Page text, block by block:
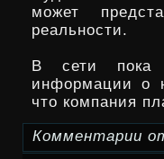
Pro
может
реальности.
В сети пока
информации о
что компания
Комментарии